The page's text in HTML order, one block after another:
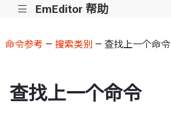
||| EmEditor 帮助
命令参考 — 搜索类别 — 查找上一个命令
查找上一个命令